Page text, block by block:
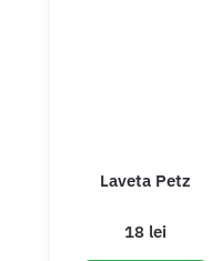
Laveta Petz
18 lei